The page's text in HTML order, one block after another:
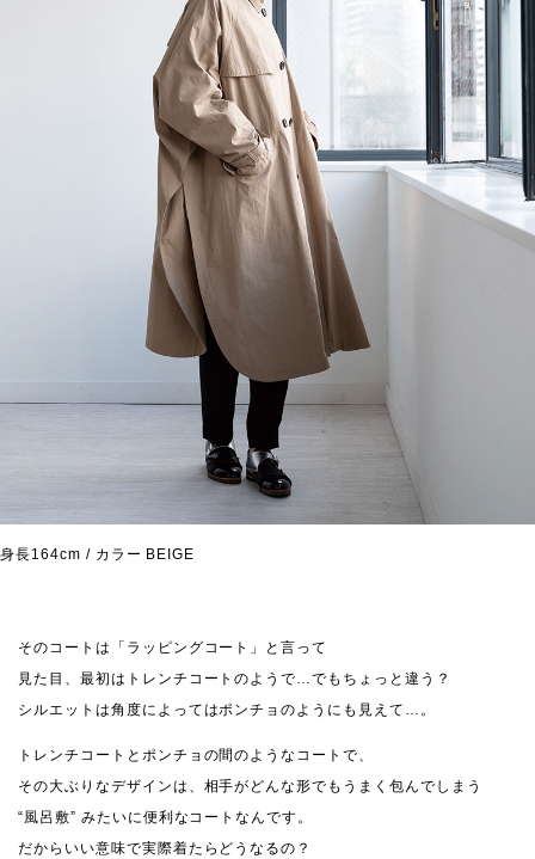
身長164cm / カラー BEIGE
そのコートは「ラッピングコート」と言って
見た目、最初はトレンチコートのようで…でもちょっと違う？
シルエットは角度によってはポンチョのようにも見えて…。
トレンチコートとポンチョの間のようなコートで、
その大ぶりなデザインは、相手がどんな形でもうまく包んでしまう
“風呂敷” みたいに便利なコートなんです。
だからいい意味で実際着たらどうなるの？